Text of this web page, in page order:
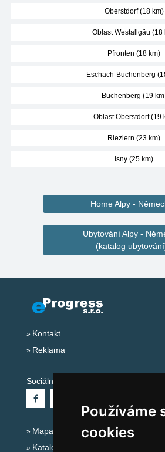
Používáme
cookies
Oberstdorf (18 km)
Oblast Westallgäu (18
Pfronten (18 km)
Eschach-Buchenberg
Buchenberg (19
Oblast Oberstdorf (19
Riezlern (23 km)
Isny (25 km)
Home Alpy -
Ubytování Alpy -
(katalog
Kontakt
Reklama
Sociální sítě:
Mapa serveru Alpy - Německo
Katalog ubytování